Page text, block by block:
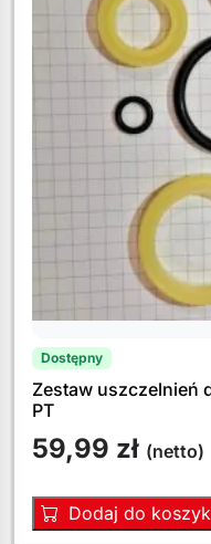
Dostępny
Zestaw uszczelnień
PT
59,99 zł (netto)
Dodaj do